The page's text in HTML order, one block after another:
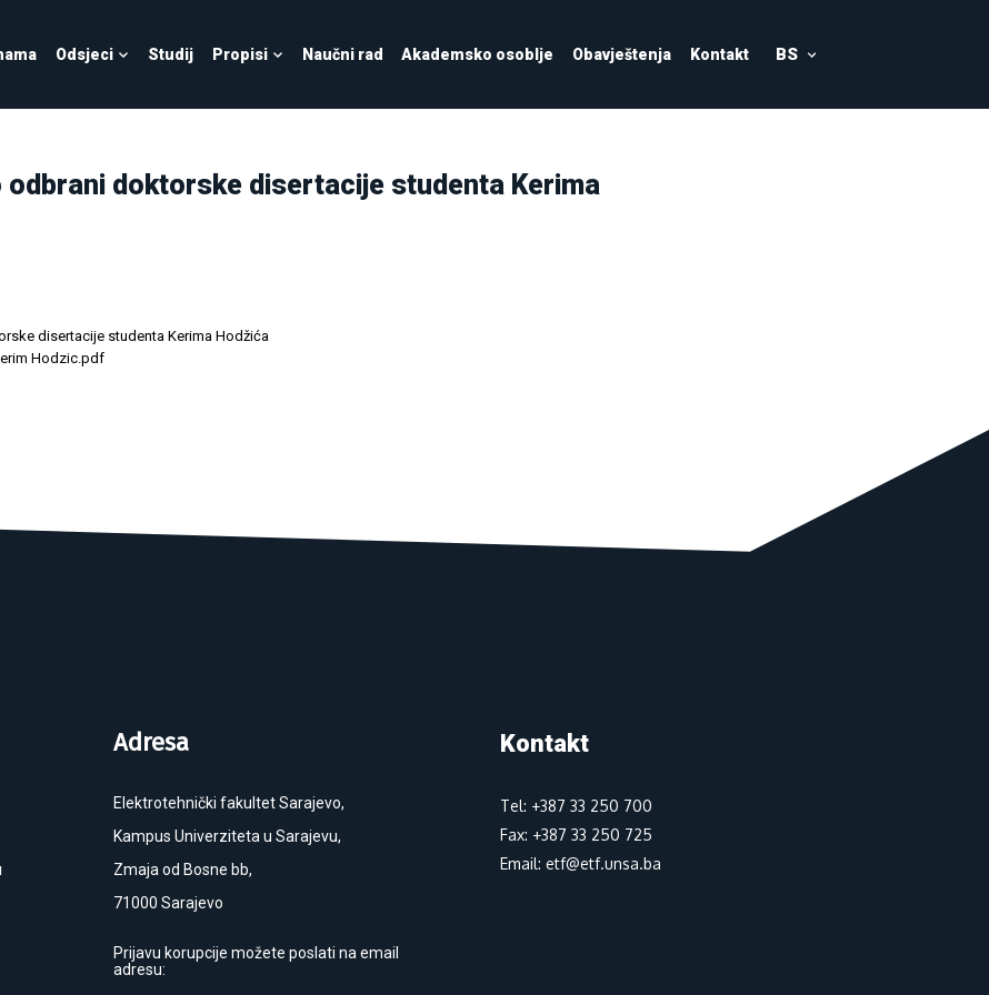
Odsjeci Studij Propisi Naučni rad Akademsko osoblje Obavještenja Kontakt BS
odbrani doktorske disertacije studenta Kerima
disertacije studenta Kerima Hodžića
Hodzic.pdf
Adresa
Elektrotehnički fakultet Sarajevo,
Kampus Univerziteta u Sarajevu,
Zmaja od Bosne bb,
71000 Sarajevo
Prijavu korupcije možete poslati na email
adresu:
Kontakt
Tel: +387 33 250 700
Fax: +387 33 250 725
Email: etf@etf.unsa.ba